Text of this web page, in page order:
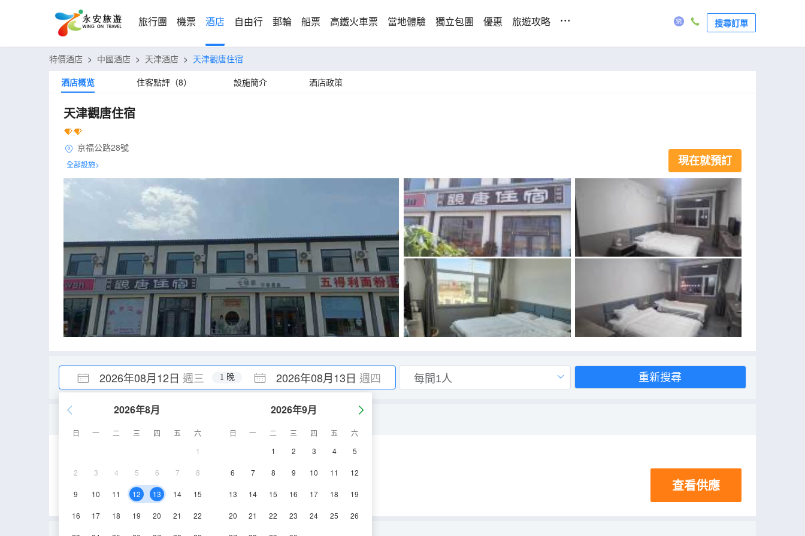
旅行團 機票 酒店 自由行 郵輪 船票 高鐵火車票 當地體驗 獨立包團 優惠 旅遊攻略 ... 搜尋訂單
特價酒店 > 中國酒店 > 天津酒店 > 天津觀唐住宿
酒店概览
住客點評（8） 設施簡介 酒店政策
天津觀唐住宿
京福公路28號
全部設施> 現在就預訂
2026年08月12日 週三 2026年08月13日 週四
1 晚
2026年8月
日 一 二 三 四 五
六
1
2 3 4 5 6 7 8
9 10 11 12 13 14 15
16 17 18 19 20 21 22
2026年9月
日 一 二 三 四 五
六
1
2 3 4 5
6 7 8 9 10 11 12
13 14 15 16 17 18 19
20 21 22 23 24 25 26
重新搜尋
13-20㎡ 淋浴
查看供應